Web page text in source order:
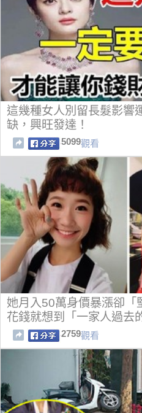
這幾種女人別留長髮影響
缺，興旺發達！
5099觀看
她月入50萬身價暴漲卻「
花錢就想到「一家人過去
2759觀看